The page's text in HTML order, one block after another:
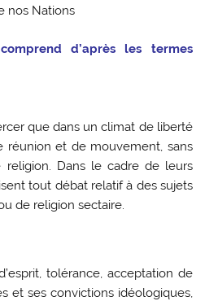
nos Nations
d’après les termes
que dans un climat de liberté
réunion et de mouvement, sans
Dans le cadre de leurs
tout débat relatif à des sujets
de religion sectaire.
tolérance, acceptation de
et ses convictions idéologiques,